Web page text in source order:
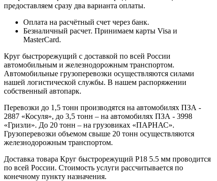
предоставляем сразу два варианта оплаты.
Оплата на расчётный счет через банк.
Безналичный расчет. Принимаем карты Visa и
MasterCard.
Круг быстрорежущий с доставкой по всей России
автомобильным и железнодорожным транспортом.
Автомобильные грузоперевозки осуществляются силами
нашей логистической службы. В нашем распоряжении
собственный автопарк.
Перевозки до 1,5 тонн производятся на автомобилях ПЗА -
2887 «Косуля», до 3,5 тонн – на автомобилях ПЗА - 3998
«Гризли». До 20 тонн – на грузовиках «ПАРНАС».
Грузоперевозки объемом свыше 20 тонн осуществляются
железнодорожным транспортом.
Доставка товара Круг быстрорежущий Р18 5.5 мм проводится
по всей России. Стоимость услуги рассчитывается по
конечному пункту назначения.